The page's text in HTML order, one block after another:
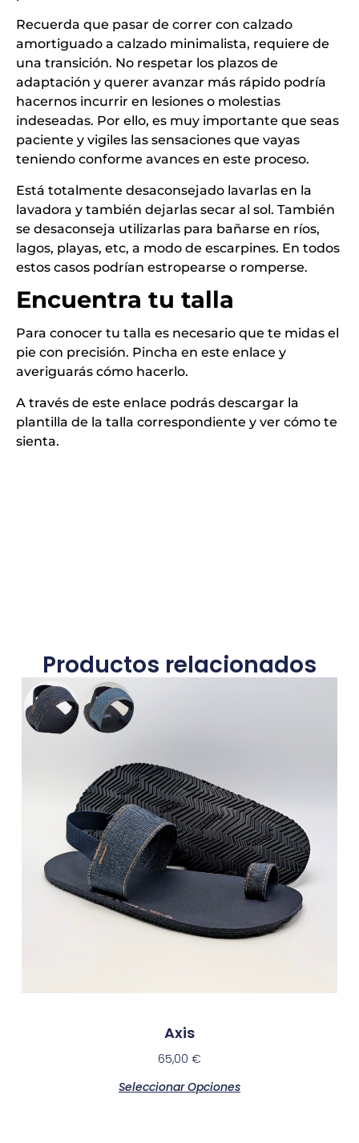
Recuerda que pasar de correr con calzado
amortiguado a calzado minimalista, requiere de
una transición. No respetar los plazos de
adaptación y querer avanzar más rápido podría
hacernos incurrir en lesiones o molestias
indeseadas. Por ello, es muy importante que seas
paciente y vigiles las sensaciones que vayas
teniendo conforme avances en este proceso.
Está totalmente desaconsejado lavarlas en la
lavadora y también dejarlas secar al sol. También
se desaconseja utilizarlas para bañarse en ríos,
lagos, playas, etc, a modo de escarpines. En todos
estos casos podrían estropearse o romperse.
Encuentra tu talla
Para conocer tu talla es necesario que te midas el
pie con precisión. Pincha en este enlace y
averiguarás cómo hacerlo.
A través de este enlace podrás descargar la
plantilla de la talla correspondiente y ver cómo te
sienta.
Productos relacionados
Axis
65,00 €
Seleccionar Opciones